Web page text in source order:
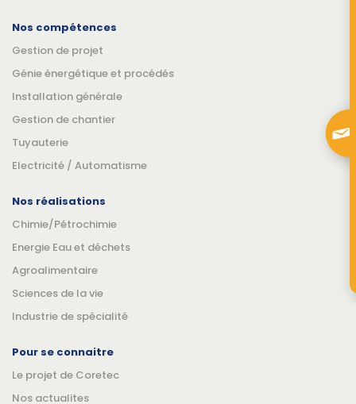
Nos compétences
Gestion de projet
Génie énergétique et procédés
Installation générale
Gestion de chantier
Tuyauterie
Electricité / Automatisme
Nos réalisations
Chimie/Pétrochimie
Energie Eau et déchets
Agroalimentaire
Sciences de la vie
Industrie de spécialité
Pour se connaitre
Le projet de Coretec
Nos actualites